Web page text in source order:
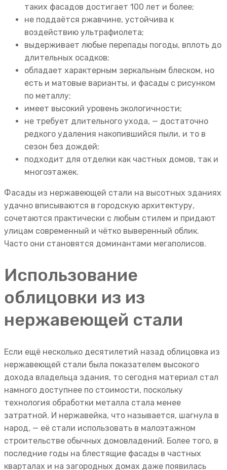
таких фасадов достигает 100 лет и более;
не поддаётся ржавчине, устойчива к
воздействию ультрафиолета;
выдерживает любые перепады погоды, вплоть до
длительных осадков;
обладает характерным зеркальным блеском, но
есть и матовые варианты, и фасады с рисунком
по металлу;
имеет высокий уровень экологичности;
не требует длительного ухода, — достаточно
редкого удаления накопившийся пыли, и то в
сезон без дождей;
подходит для отделки как частных домов, так и
многоэтажек.
Фасады из нержавеющей стали на высотных зданиях
удачно вписываются в городскую архитектуру,
сочетаются практически с любым стилем и придают
улицам современный и чётко выверенный облик.
Часто они становятся доминантами мегаполисов.
Использование
облицовки из из
нержавеющей стали
Если ещё несколько десятилетий назад облицовка из
нержавеющей стали была показателем высокого
дохода владельца здания, то сегодня материал стал
намного доступнее по стоимости, поскольку
технология обработки металла стала менее
затратной. И нержавейка, что называется, шагнула в
народ, — её стали использовать в малоэтажном
строительстве обычных домовладений. Более того, в
последние годы на блестящие фасады в частных
кварталах и на загородных домах даже появилась